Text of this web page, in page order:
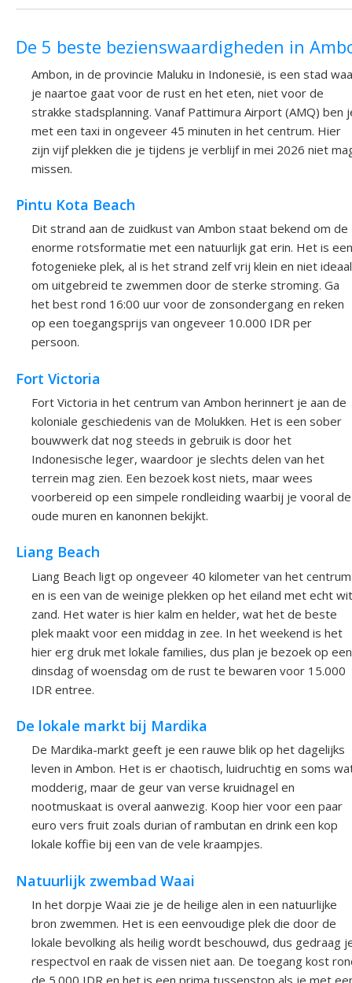
De 5 beste bezienswaardigheden in
Ambon, in de provincie Maluku in Indonesië, is een stad
je naartoe gaat voor de rust en het eten, niet voor de
strakke stadsplanning. Vanaf Pattimura Airport (AMQ) ben
met een taxi in ongeveer 45 minuten in het centrum. Hier
zijn vijf plekken die je tijdens je verblijf in mei 2026 niet
missen.
Pintu Kota Beach
Dit strand aan de zuidkust van Ambon staat bekend om de
enorme rotsformatie met een natuurlijk gat erin. Het is een
fotogenieke plek, al is het strand zelf vrij klein en niet ideaal
om uitgebreid te zwemmen door de sterke stroming. Ga
het best rond 16:00 uur voor de zonsondergang en reken
op een toegangsprijs van ongeveer 10.000 IDR per
persoon.
Fort Victoria
Fort Victoria in het centrum van Ambon herinnert je aan de
koloniale geschiedenis van de Molukken. Het is een sober
bouwwerk dat nog steeds in gebruik is door het
Indonesische leger, waardoor je slechts delen van het
terrein mag zien. Een bezoek kost niets, maar wees
voorbereid op een simpele rondleiding waarbij je vooral de
oude muren en kanonnen bekijkt.
Liang Beach
Liang Beach ligt op ongeveer 40 kilometer van het centrum
en is een van de weinige plekken op het eiland met echt wit
zand. Het water is hier kalm en helder, wat het de beste
plek maakt voor een middag in zee. In het weekend is het
hier erg druk met lokale families, dus plan je bezoek op een
dinsdag of woensdag om de rust te bewaren voor 15.000
IDR entree.
De lokale markt bij Mardika
De Mardika-markt geeft je een rauwe blik op het dagelijks
leven in Ambon. Het is er chaotisch, luidruchtig en soms
modderig, maar de geur van verse kruidnagel en
nootmuskaat is overal aanwezig. Koop hier voor een paar
euro vers fruit zoals durian of rambutan en drink een kop
lokale koffie bij een van de vele kraampjes.
Natuurlijk zwembad Waai
In het dorpje Waai zie je de heilige alen in een natuurlijke
bron zwemmen. Het is een eenvoudige plek die door de
lokale bevolking als heilig wordt beschouwd, dus gedraag
respectvol en raak de vissen niet aan. De toegang kost
de 5.000 IDR en het is een prima tussenstop als je met